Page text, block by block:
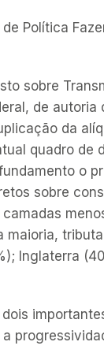
Política
sobre
de autoria
da
quadro de
o
sobre
maioria,
Inglaterra